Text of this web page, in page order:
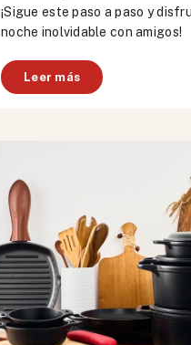
¡Sigue este paso a paso y
noche inolvidable con amigos!
Leer más